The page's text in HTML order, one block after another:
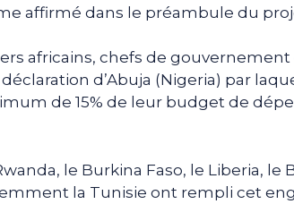
affirmé dans le préambule du
africains, chefs de gouvernement
d’Abuja (Nigeria) par
de 15% de leur budget de
le Burkina Faso, le Liberia, le
la Tunisie ont rempli cet